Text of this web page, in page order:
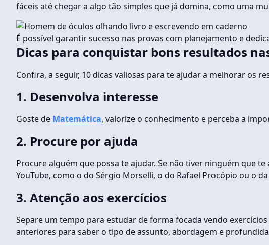
fáceis até chegar a algo tão simples que já domina, como uma
É possível garantir sucesso nas provas com planejamento e
Dicas para conquistar bons resultados
Confira, a seguir, 10 dicas valiosas para te ajudar a melhorar os
1. Desenvolva interesse
Goste de Matemática, valorize o conhecimento e perceba a
2. Procure por ajuda
Procure alguém que possa te ajudar. Se não tiver ninguém que
YouTube, como o do Sérgio Morselli, o do Rafael Procópio ou o
3. Atenção aos exercícios
Separe um tempo para estudar de forma focada vendo
anteriores para saber o tipo de assunto, abordagem e